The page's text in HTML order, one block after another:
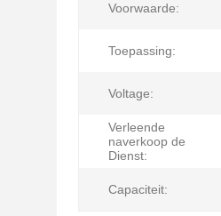
Voorwaarde:
Toepassing:
Voltage:
Verleende
naverkoop de
Dienst:
Capaciteit: